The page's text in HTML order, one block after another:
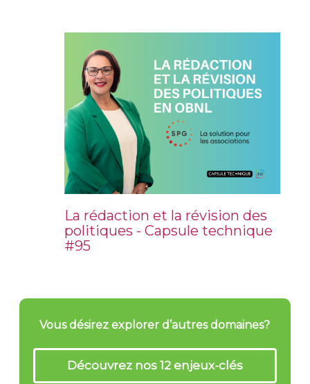
La rédaction et la révision des
politiques - Capsule technique
#95
Vous désirez explorer d’autres domaines?
Découvrez nos 12 enjeux-clés